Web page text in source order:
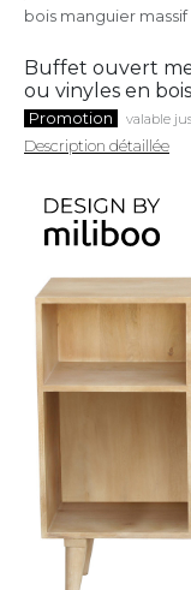
bois manguier massif
Buffet ouvert
ou vinyles en
Promotion valable
Description détaillée